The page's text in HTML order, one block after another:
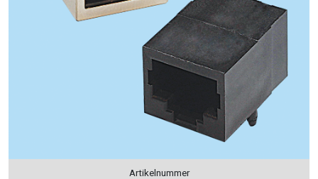
Artikelnummer